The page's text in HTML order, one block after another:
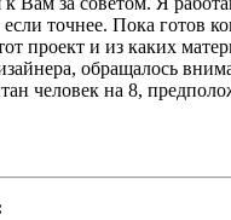
точнее. Пока готов
проект и из каких
обращалось
человек на 8,